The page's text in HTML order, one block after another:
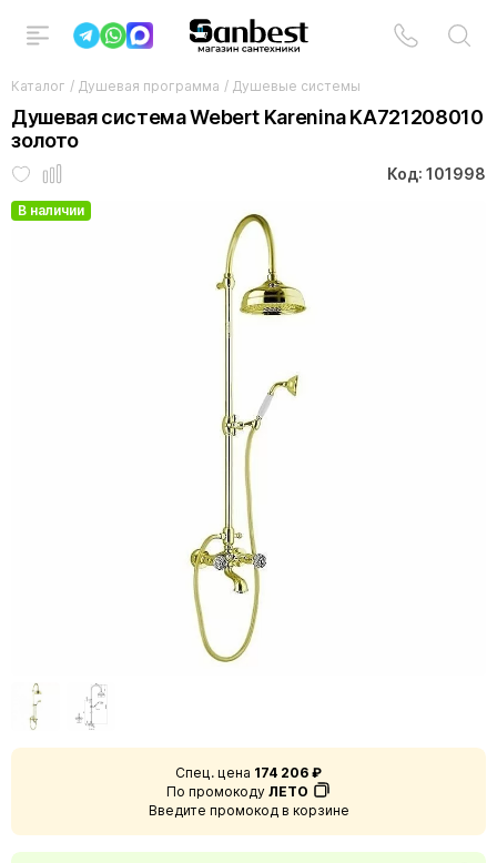
Каталог / Душевая программа / Душевые системы
Душевая система Webert Karenina KA721208010
золото
Код: 101998
В наличии
Спец. цена 174 206 ₽
По промокоду ЛЕТО
Введите промокод в корзине